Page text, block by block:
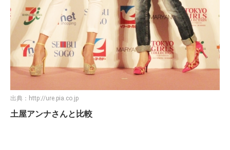
出典： http://ure.pia.co.jp
土屋アンナさんと比較